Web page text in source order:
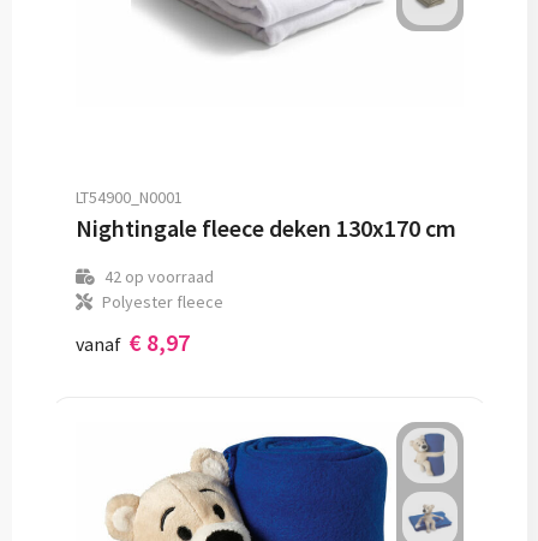
LT54900_N0001
Nightingale fleece deken 130x170 cm
42op voorraad
Polyester fleece
vanaf € 8,97